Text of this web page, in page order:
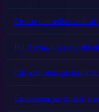
Ce este concediul medical
Pot fi refuzat la concediu
Cât poate dura perioada
Ce acoperă, în general, o